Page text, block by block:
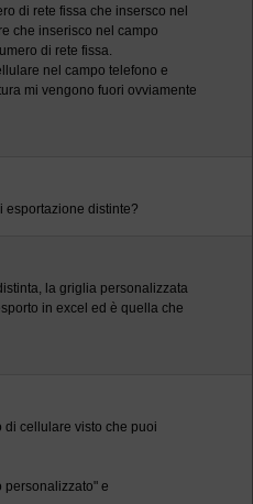
di rete fissa che insersco nel
che inserisco nel campo
di rete fissa.
nel campo telefono e
mi vengono fuori ovviamente
esportazione distinte?
la griglia personalizzata
in excel ed è quella che
cellulare visto che puoi
personalizzato" e